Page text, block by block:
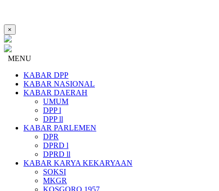
×
MENU
KABAR DPP
KABAR NASIONAL
KABAR DAERAH
UMUM
DPP l
DPP ll
KABAR PARLEMEN
DPR
DPRD l
DPRD ll
KABAR KARYA KEKARYAAN
SOKSI
MKGR
KOSGORO 1957